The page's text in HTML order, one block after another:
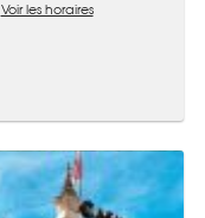
Voir les horaires